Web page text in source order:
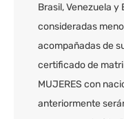
Brasil, Venezuela y
consideradas
acompañadas de
certificado de
MUJERES con
anteriormente